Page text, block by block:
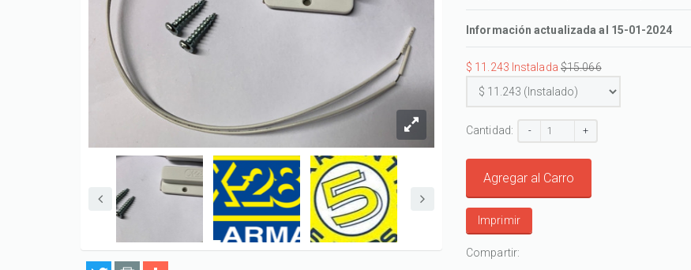
Información actualizada al 15-01-2024
$ 11.243 Instalada $15.066
Cantidad: - +
Agregar al Carro
Imprimir
Compartir: